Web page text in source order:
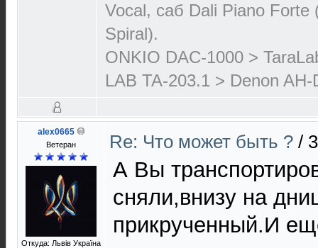
Vocal, саб Dali Piano Forte
Spiral).
ONKIO DAC-1000 >
LAB TA-203.1 > Denon
alex0665
Ветеран
Откуда: Львів Україна
Re: Что может быть ? /
А Вы
сняли,внизу на
прикрученный.И